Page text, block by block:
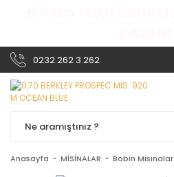
0232 262 3 262
Anasayfa MİSİNALAR Bobin Misinalar